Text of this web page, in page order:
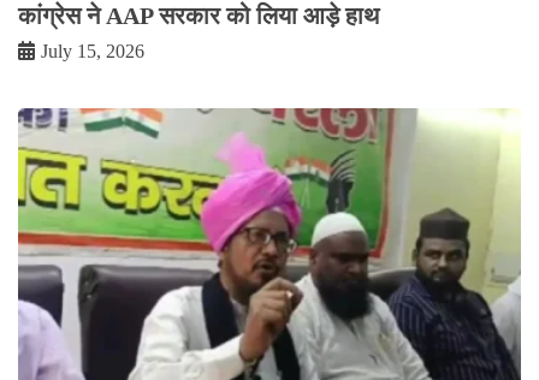
कांग्रेस ने AAP सरकार को लिया आड़े हाथ
July 15, 2026